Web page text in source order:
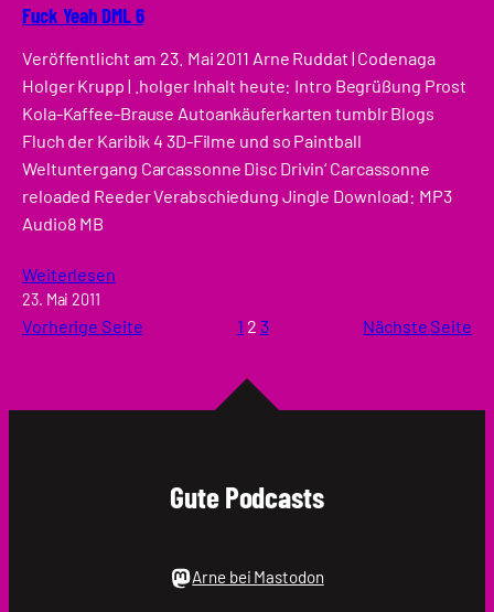
Fuck Yeah DML 6
Veröffentlicht am 23. Mai 2011 Arne Ruddat | Codenaga
Holger Krupp | .holger Inhalt heute: Intro Begrüßung Prost
Kola-Kaffee-Brause Autoankäuferkarten tumblr Blogs
Fluch der Karibik 4 3D-Filme und so Paintball
Weltuntergang Carcassonne Disc Drivin‘ Carcassonne
reloaded Reeder Verabschiedung Jingle Download: MP3
Audio8 MB
Weiterlesen
23. Mai 2011
Vorherige Seite 1 2 3 Nächste Seite
Gute Podcasts
Arne bei Mastodon